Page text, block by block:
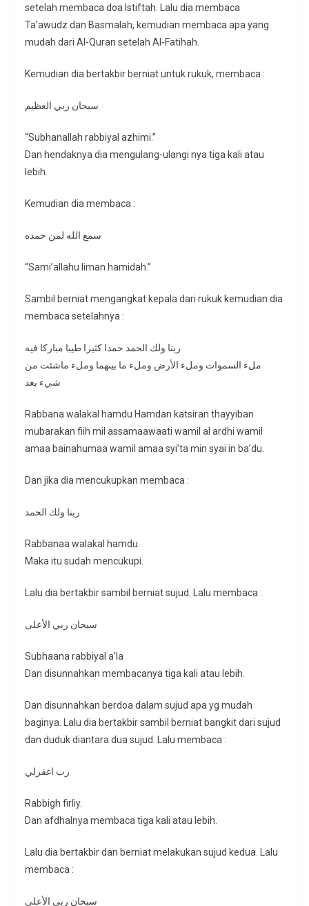
setelah membaca doa Istiftah. Lalu dia membaca
Ta’awudz dan Basmalah, kemudian membaca apa yang
mudah dari Al-Quran setelah Al-Fatihah.
Kemudian dia bertakbir berniat untuk rukuk, membaca :
سبحان ربي العظيم
“Subhanallah rabbiyal azhimi.”
Dan hendaknya dia mengulang-ulangi nya tiga kali atau
lebih.
Kemudian dia membaca :
سمع الله لمن حمده
“Sami’allahu liman hamidah.”
Sambil berniat mengangkat kepala dari rukuk kemudian dia
membaca setelahnya :
ربنا ولك الحمد حمدا كثيرا طيبا مباركا فيه
ملء السموات وملء الأرض وملء ما بينهما وملء ماشئت من
شيء بعد
Rabbana walakal hamdu Hamdan katsiran thayyiban
mubarakan fiih mil assamaawaati wamil al ardhi wamil
amaa bainahumaa wamil amaa syi’ta min syai in ba’du.
Dan jika dia mencukupkan membaca :
ربنا ولك الحمد
Rabbanaa walakal hamdu.
Maka itu sudah mencukupi.
Lalu dia bertakbir sambil berniat sujud. Lalu membaca :
سبحان ربي الأعلى
Subhaana rabbiyal a’la
Dan disunnahkan membacanya tiga kali atau lebih.
Dan disunnahkan berdoa dalam sujud apa yg mudah
baginya. Lalu dia bertakbir sambil berniat bangkit dari sujud
dan duduk diantara dua sujud. Lalu membaca :
رب اغفرلي
Rabbigh firliy.
Dan afdhalnya membaca tiga kali atau lebih.
Lalu dia bertakbir dan berniat melakukan sujud kedua. Lalu
membaca :
سبحان ربي الأعلى